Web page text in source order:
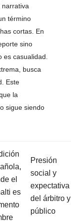
término
cortas. En
sino
casualidad.
busca
Este
la
sigue siendo
el
es
Presión
social y
expectativa
del árbitro y
público